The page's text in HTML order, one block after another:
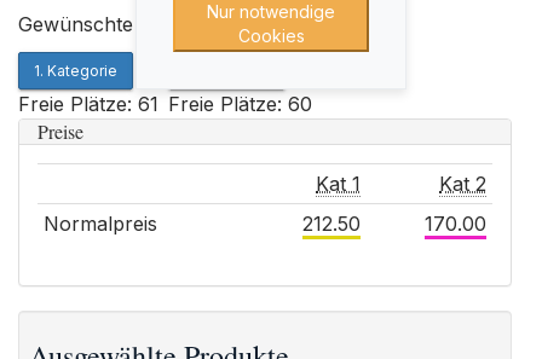
Gewünschte Kategorie
1. Kategorie
Freie Plätze: 61 Freie Plätze: 60
Preise
Kat 1
Kat 2
Normalpreis
212.50 170.00
Nur notwendige
Cookies